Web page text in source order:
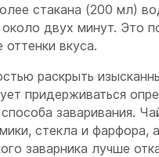
стакана (200 мл)
около двух минут. Это
оттенки вкуса.
раскрыть
придерживаться
заваривания.
стекла и фарфора,
заварника лучше